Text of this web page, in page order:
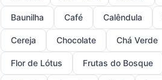
Baunilha Café Calêndula
Cereja Chocolate Chá Verde
Flor de Lótus Frutas do Bosque